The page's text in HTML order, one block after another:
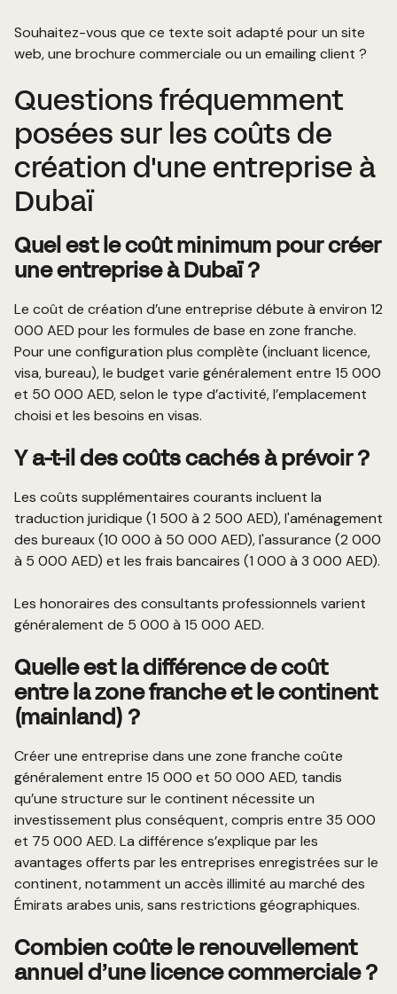
Souhaitez-vous que ce texte soit adapté pour un site
web, une brochure commerciale ou un emailing client ?
Questions fréquemment
posées sur les coûts de
création d'une entreprise à
Dubaï
Quel est le coût minimum pour créer
une entreprise à Dubaï ?
Le coût de création d’une entreprise débute à environ 12
000 AED pour les formules de base en zone franche.
Pour une configuration plus complète (incluant licence,
visa, bureau), le budget varie généralement entre 15 000
et 50 000 AED, selon le type d’activité, l’emplacement
choisi et les besoins en visas.
Y a-t-il des coûts cachés à prévoir ?
Les coûts supplémentaires courants incluent la
traduction juridique (1 500 à 2 500 AED), l'aménagement
des bureaux (10 000 à 50 000 AED), l'assurance (2 000
à 5 000 AED) et les frais bancaires (1 000 à 3 000 AED).
Les honoraires des consultants professionnels varient
généralement de 5 000 à 15 000 AED.
Quelle est la différence de coût
entre la zone franche et le continent
(mainland) ?
Créer une entreprise dans une zone franche coûte
généralement entre 15 000 et 50 000 AED, tandis
qu’une structure sur le continent nécessite un
investissement plus conséquent, compris entre 35 000
et 75 000 AED. La différence s’explique par les
avantages offerts par les entreprises enregistrées sur le
continent, notamment un accès illimité au marché des
Émirats arabes unis, sans restrictions géographiques.
Combien coûte le renouvellement
annuel d’une licence commerciale ?